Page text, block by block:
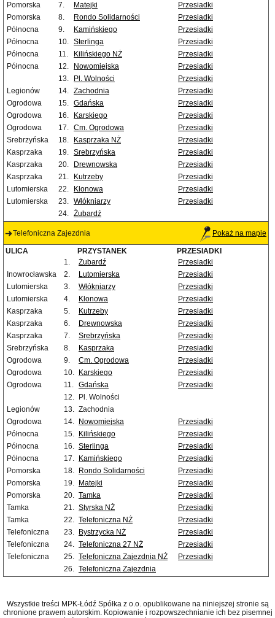
Pomorska
7. Matejki
Przesiadki
Pomorska
8. Rondo Solidarności
Przesiadki
Północna
9. Kamińskiego
Przesiadki
Północna
10. Sterlinga
Przesiadki
Północna
11. Kilińskiego NŻ
Przesiadki
Północna
12. Nowomiejska
Przesiadki
13.
Pl. Wolności
Przesiadki
Legionów
14. Zachodnia
Przesiadki
Ogrodowa
15. Gdańska
Przesiadki
Ogrodowa
16. Karskiego
Przesiadki
Ogrodowa
17. Cm. Ogrodowa
Przesiadki
Srebrzyńska
18. Kasprzaka NŻ
Przesiadki
Kasprzaka
19. Srebrzyńska
Przesiadki
Kasprzaka
20. Drewnowska
Przesiadki
Kasprzaka
21. Kutrzeby
Przesiadki
Lutomierska
22. Klonowa
Przesiadki
Lutomierska
23. Włókniarzy
Przesiadki
24. Żubardź
Telefoniczna Zajezdnia Pokaż na mapie
ULICA PRZYSTANEK
PRZESIADKI
1.
Żubardź
Przesiadki
Inowrocławska
2. Lutomierska
Przesiadki
Lutomierska
3. Włókniarzy
Przesiadki
Lutomierska
4. Klonowa
Przesiadki
Kasprzaka
5. Kutrzeby
Przesiadki
Kasprzaka
6. Drewnowska
Przesiadki
Kasprzaka
7. Srebrzyńska
Przesiadki
Srebrzyńska
8. Kasprzaka
Przesiadki
Ogrodowa
9. Cm. Ogrodowa
Przesiadki
Ogrodowa
10. Karskiego
Przesiadki
Ogrodowa
11. Gdańska
Przesiadki
12.
Pl. Wolności
Legionów
13. Zachodnia
Ogrodowa
14. Nowomiejska
Przesiadki
Północna
15. Kilińskiego
Przesiadki
Północna
16. Sterlinga
Przesiadki
Północna
17. Kamińskiego
Przesiadki
Pomorska
18. Rondo Solidarności
Przesiadki
Pomorska
19. Matejki
Przesiadki
Pomorska
20. Tamka
Przesiadki
Tamka
21. Styrska NŻ
Przesiadki
Tamka
22. Telefoniczna NŻ
Przesiadki
Telefoniczna
23. Bystrzycka NŻ
Przesiadki
Telefoniczna
24. Telefoniczna 27 NŻ
Przesiadki
Telefoniczna
25. Telefoniczna Zajezdnia NŻ
Przesiadki
26. Telefoniczna Zajezdnia
Wszystkie treści MPK-Łódź Spółka z o.o. opublikowane na niniejszej stronie są
chronione prawem autorskim. Kopiowanie i rozpowszechnianie ich bez pisemnej